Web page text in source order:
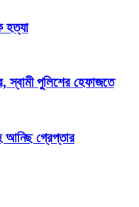
হত্যা
স্বামী পুলিশের হেফাজতে
আনিছ গ্রেপ্তার